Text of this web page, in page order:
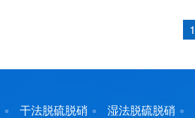
1
干法脱硫脱硝 湿法脱硫脱硝